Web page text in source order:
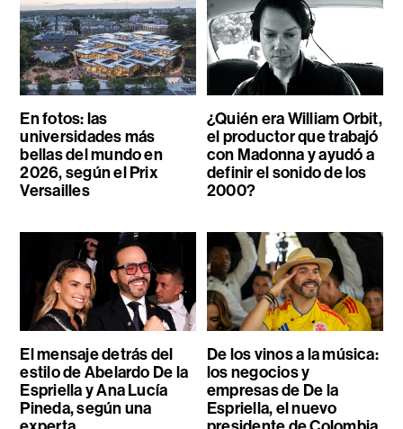
En fotos: las
universidades más
bellas del mundo en
2026, según el Prix
Versailles
¿Quién era William Orbit,
el productor que trabajó
con Madonna y ayudó a
definir el sonido de los
2000?
El mensaje detrás del
estilo de Abelardo De la
Espriella y Ana Lucía
Pineda, según una
De los vinos a la música:
los negocios y
empresas de De la
Espriella, el nuevo